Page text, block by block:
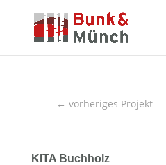
← vorheriges Projekt
KITA Buchholz